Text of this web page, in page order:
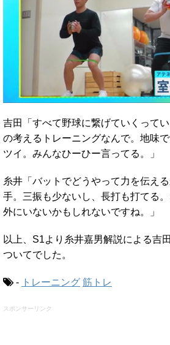
吉田「すべて野球に繋げていくって
の考えるトレーニングなんで。地味
ツイ。みんなひーひー言ってる。」
糸井「バットでどうやって力を伝え
手。三振も少ないし、長打も打てる
外にいないかもしれないですね。」
以上、S1より糸井嘉男解説による吉
ついてでした。
- トレーニング 筋トレ
スポンサーリンク